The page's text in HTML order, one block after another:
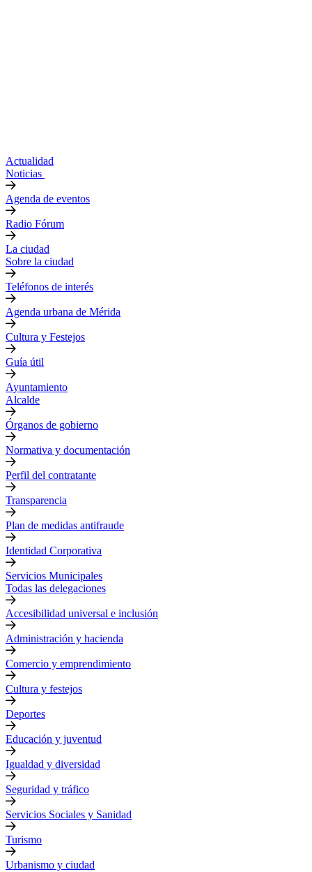
Actualidad
Noticias
Agenda de eventos
Radio Fórum
La ciudad
Sobre la ciudad
Teléfonos de interés
Agenda urbana de Mérida
Cultura y Festejos
Guía útil
Ayuntamiento
Alcalde
Órganos de gobierno
Normativa y documentación
Perfil del contratante
Transparencia
Plan de medidas antifraude
Identidad Corporativa
Servicios Municipales
Todas las delegaciones
Accesibilidad universal e inclusión
Administración y hacienda
Comercio y emprendimiento
Cultura y festejos
Deportes
Educación y juventud
Igualdad y diversidad
Seguridad y tráfico
Servicios Sociales y Sanidad
Turismo
Urbanismo y ciudad